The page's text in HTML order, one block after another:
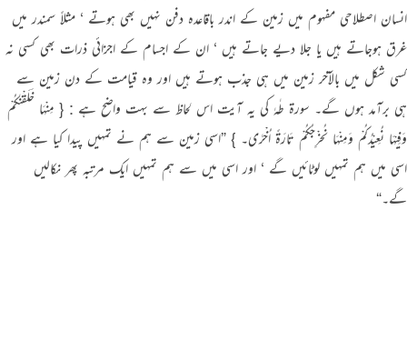
انسان اصطلاحی مفہوم میں زمین کے اندر باقاعدہ دفن نہیں بھی ہوتے ‘ مثلاً سمندر میں
غرق ہوجاتے ہیں یا جلا دیے جاتے ہیں ‘ ان کے اجسام کے اجزائی ذرات بھی کسی نہ
کسی شکل میں بالآخر زمین میں ہی جذب ہوتے ہیں اور وہ قیامت کے دن زمین سے
ہی برآمد ہوں گے۔ سورة طٰہٰ کی یہ آیت اس لحاظ سے بہت واضح ہے : { مِنْہَا خَلَقْنٰـکُمْ
وَفِیْہَا نُعِیْدُکُمْ وَمِنْہَا نُخْرِجُکُمْ تَارَۃً اُخْرٰی۔ } ”اسی زمین سے ہم نے تمہیں پیدا کیا ہے اور
اسی میں ہم تمہیں لوٹائیں گے ‘ اور اسی میں سے ہم تمہیں ایک مرتبہ پھر نکالیں
گے۔“